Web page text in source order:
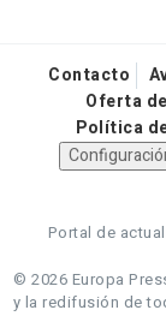
Contacto
Oferta
Política
Portal de
© 2026 Europa
y la redifusión de